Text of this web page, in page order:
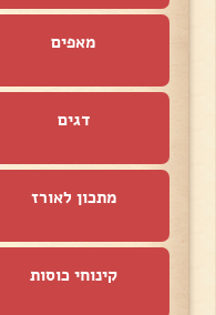
מאפים
דגים
מתכון לאורז
קינוחי כוסות